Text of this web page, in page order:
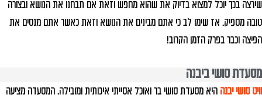
שירצה בכך יוכל למצוא בדיוק את שהוא מחפש וזאת אם תבחנו את הנושא ובצורה
טובה מספיק. אז שימו לב כי אתם מבינים את הנושא וזאת כאשר אתם מנסים את
הפיצה וכבר בפרק הזמן הקרוב!
מסעדת סושי ביבנה
וויט סושי יבנה היא מסעדת סושי בר ואוכל אסייתי איכותית ומובילה. המסעדה מציעה